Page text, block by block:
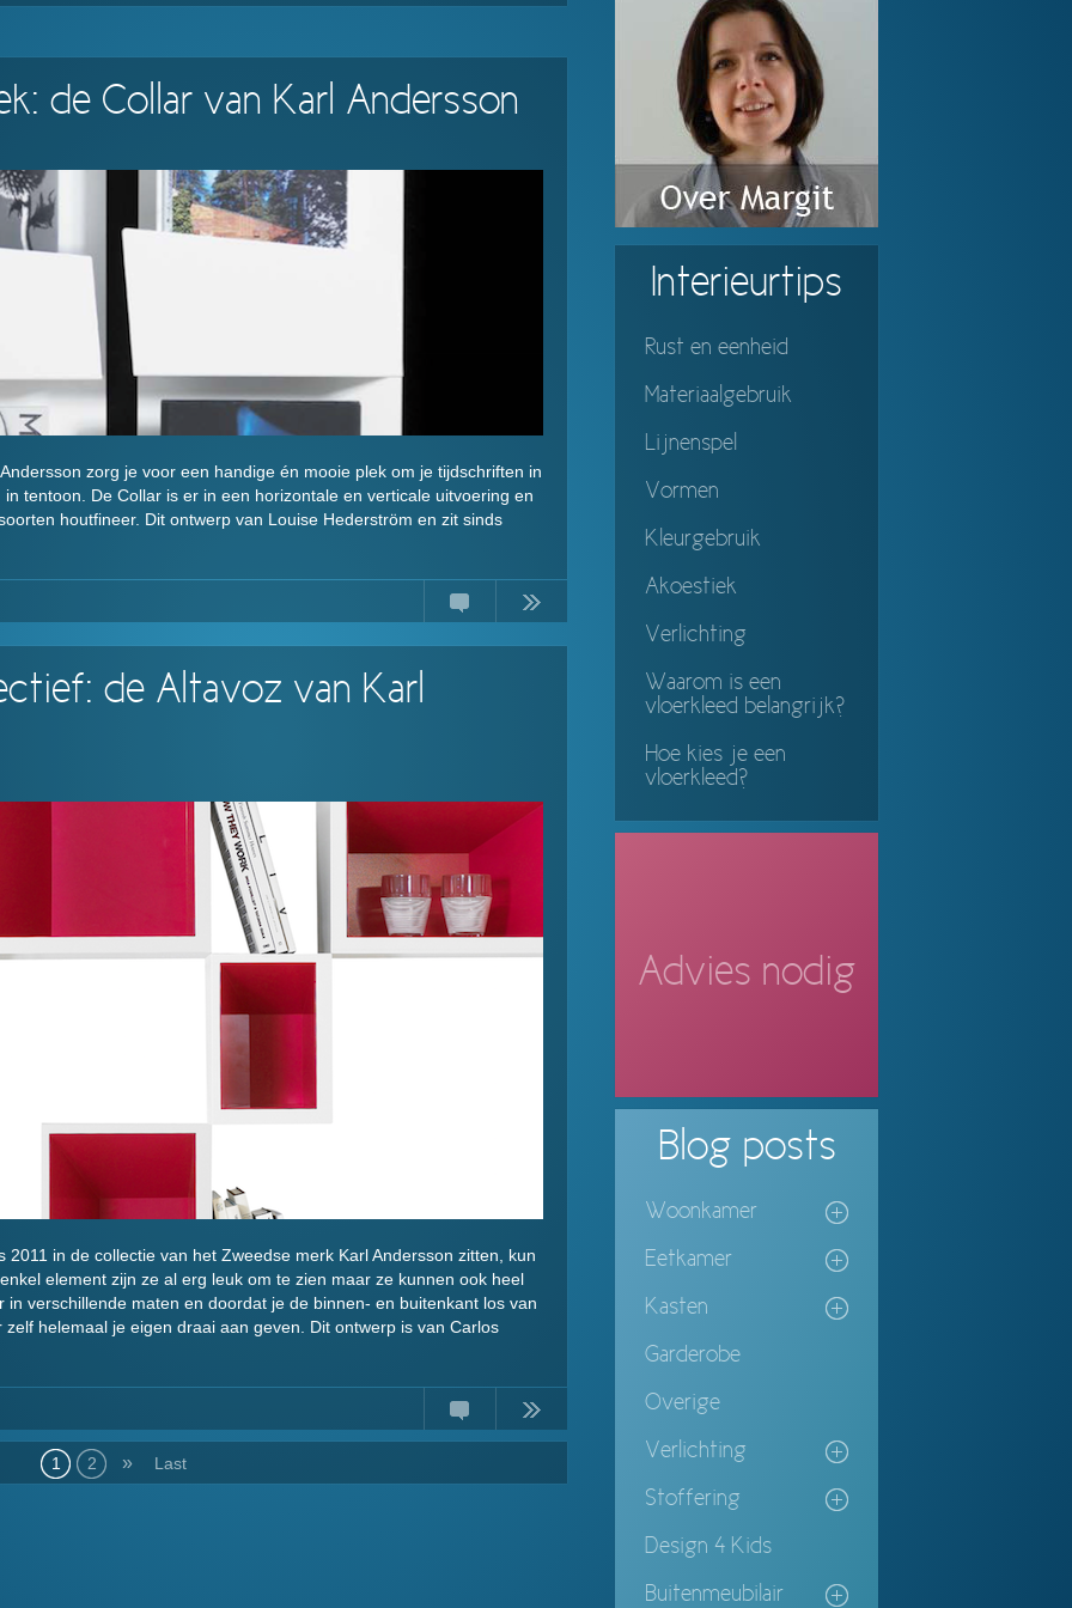
de Collar van Karl Andersson
zorg je voor een handige én mooie plek om je tijdschriften in
tentoon. De Collar is er in een horizontale en verticale uitvoering en
houtfineer. Dit ontwerp van Louise Hederström en zit sinds
Reading
Comments
de Altavoz van Karl
in de collectie van het Zweedse merk Karl Andersson zitten, kun
element zijn ze al erg leuk om te zien maar ze kunnen ook heel
verschillende maten en doordat je de binnen- en buitenkant los van
helemaal je eigen draai aan geven. Dit ontwerp is van Carlos
Continue
1 2 » Last
Interieurtips
Rust en eenheid
Materiaalgebruik
Lijnenspel
Vormen
Kleurgebruik
Akoestiek
Verlichting
Waarom is een
vloerkleed belangrijk?
Hoe kies je een
vloerkleed?
Advies nodig
Blog posts
Woonkamer
Eetkamer
Kasten
Garderobe
Overige
Verlichting
Stoffering
Design 4 Kids
Buitenmeubilair